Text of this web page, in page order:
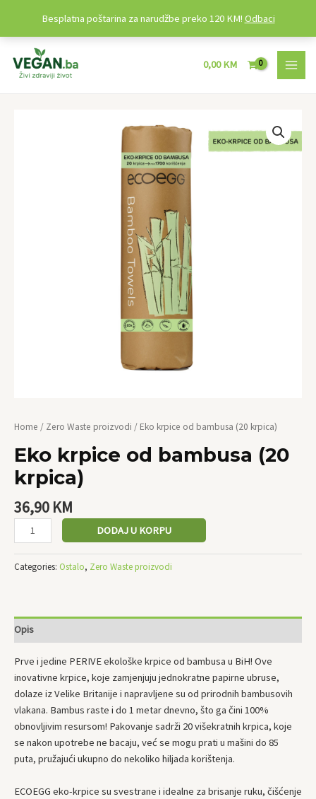
sadržaj
0,00KM
MAIN
Home / Zero Waste proizvodi / Eko krpice od bambusa (20 krpica)
Eko krpice od bambusa (20
krpica)
36,90 KM
DODAJ U KORPU
Categories: Ostalo, Zero Waste proizvodi
Opis
Prve i jedine PERIVE ekološke krpice od bambusa u BiH! Ove
inovativne krpice, koje zamjenjuju jednokratne papirne ubruse,
dolaze iz Velike Britanije i napravljene su od prirodnih bambusovih
vlakana. Bambus raste i do 1 metar dnevno, što ga čini 100%
obnovljivim resursom! Pakovanje sadrži 20 višekratnih krpica, koje
se nakon upotrebe ne bacaju, već se mogu prati u mašini do 85
puta, pružajući ukupno do nekoliko hiljada korištenja.
ECOEGG eko-krpice su svestrane i idealne za brisanje ruku, čišćenje
Besplatna poštarina za narudžbe preko 120 KM! Odbaci